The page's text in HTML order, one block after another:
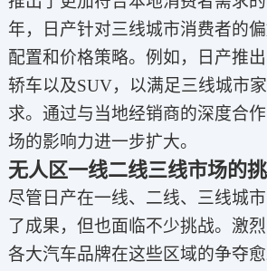
年，日产针对三线城市消费者的
配置和价格策略。例如，日产推
轿车以及SUV，以满足三线城市
求。通过与当地经销商的深度合
场的影响力进一步扩大。
无人区一线二线三线市场的
尽管日产在一线、二线、三线城
了成果，但也面临不少挑战。激
各大汽车品牌在这些区域的争夺